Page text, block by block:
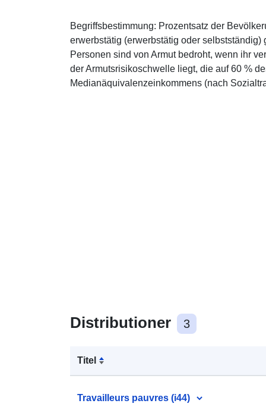
Begriffsbestimmung: Prozentsatz der
erwerbstätig (erwerbstätig oder selbstständig)
Personen sind von Armut bedroht, wenn ihr
der Armutsrisikoschwelle liegt, die auf 60 %
Medianäquivalenzeinkommens (nach
Distributioner 3
Titel
Travailleurs pauvres (i44)